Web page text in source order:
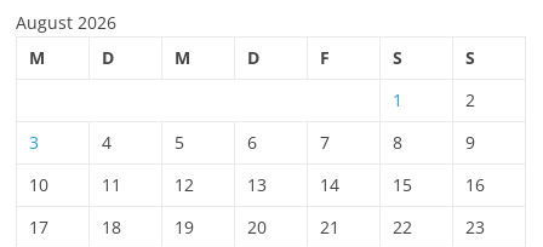
August 2026
M
D M D F S
S
1
2
3
4 5 6 7 8
9
10
11 12 13 14 15
16
17
18 19 20 21 22
23